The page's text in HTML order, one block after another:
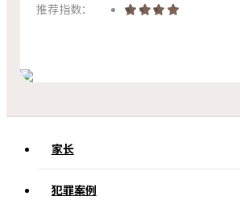
推荐指数：
家长
犯罪案例